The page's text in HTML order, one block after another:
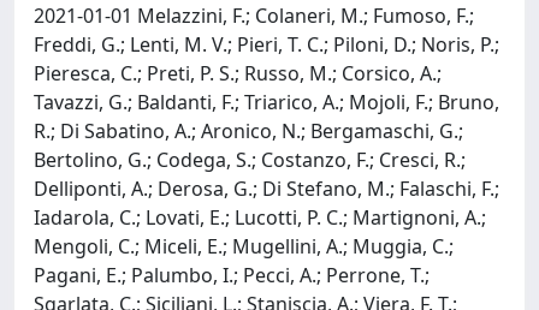
2021-01-01 Melazzini, F.; Colaneri, M.; Fumoso, F.;
Freddi, G.; Lenti, M. V.; Pieri, T. C.; Piloni, D.; Noris, P.;
Pieresca, C.; Preti, P. S.; Russo, M.; Corsico, A.;
Tavazzi, G.; Baldanti, F.; Triarico, A.; Mojoli, F.; Bruno,
R.; Di Sabatino, A.; Aronico, N.; Bergamaschi, G.;
Bertolino, G.; Codega, S.; Costanzo, F.; Cresci, R.;
Delliponti, A.; Derosa, G.; Di Stefano, M.; Falaschi, F.;
Iadarola, C.; Lovati, E.; Lucotti, P. C.; Martignoni, A.;
Mengoli, C.; Miceli, E.; Mugellini, A.; Muggia, C.;
Pagani, E.; Palumbo, I.; Pecci, A.; Perrone, T.;
Sgarlata, C.; Siciliani, L.; Staniscia, A.; Vjera, F. T.;